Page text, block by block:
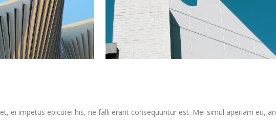
ei impetus epicurei his, ne falli erant consequuntur est. Mei simul aperiam eu, an